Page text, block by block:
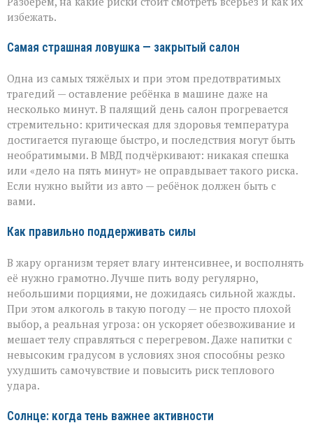
и
избежать.
Самая страшная ловушка — закрытый салон
Одна из самых тяжёлых и при этом предотвратимых
трагедий — оставление ребёнка в машине даже на
несколько минут. В палящий день салон прогревается
стремительно: критическая для здоровья температура
достигается пугающе быстро, и последствия могут быть
необратимыми. В МВД подчёркивают: никакая спешка
или «дело на пять минут» не оправдывает такого риска.
Если нужно выйти из авто — ребёнок должен быть с
вами.
Как правильно поддерживать силы
В жару организм теряет влагу интенсивнее, и восполнять
её нужно грамотно. Лучше пить воду регулярно,
небольшими порциями, не дожидаясь сильной жажды.
При этом алкоголь в такую погоду — не просто плохой
выбор, а реальная угроза: он ускоряет обезвоживание и
мешает телу справляться с перегревом. Даже напитки с
невысоким градусом в условиях зноя способны резко
ухудшить самочувствие и повысить риск теплового
удара.
Солнце: когда тень важнее активности